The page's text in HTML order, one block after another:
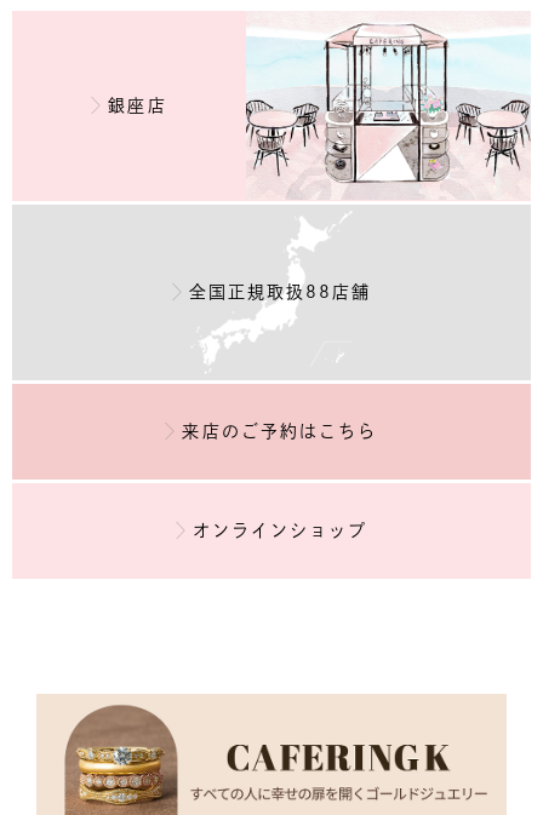
銀座店
全国正規取扱88店舗
来店のご予約 はこちら
オンラインショップ